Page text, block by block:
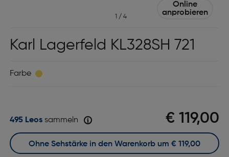
1 / 4
Online
anprobieren
Karl Lagerfeld KL328SH 721
Farbe
€ 119,00
495 Leossammeln
Ohne Sehstärke in den Warenkorb um € 119,00